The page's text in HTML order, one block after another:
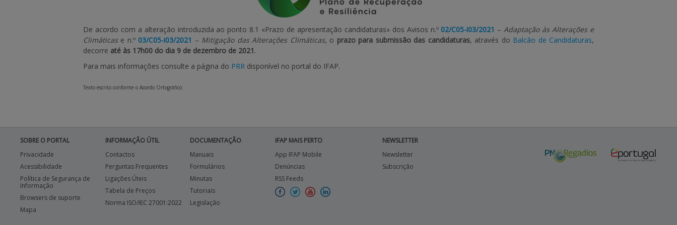
De acordo com a alteração introduzida ao ponto 8.1 «Prazo de apresentação candidaturas» dos Avisos n.º 02/C05-i03/2021 –Adaptação às Alterações e
Climáticas e n.º 03/C05-i03/2021 – Mitigação das Alterações Climáticas, o prazo para submissão das candidaturas, através do Balcão de Candidaturas,
decorre até às 17h00 do dia 9 de dezembro de 2021.
Para mais informações consulte a página do PRR disponível no portal do IFAP.
Texto escrito conforme o Acordo Ortográfico.
SOBRE O PORTAL
Privacidade
Acessibilidade
Política de Segurança de
Informação
Browsers de suporte
Mapa
INFORMAÇÃO ÚTIL
Contactos
Perguntas Frequentes
Ligações Úteis
Tabela de Preços
Norma ISO/IEC 27001:2022
DOCUMENTAÇÃO
Manuais
Formulários
Minutas
Tutoriais
Legislação
IFAP MAIS PERTO
App IFAP Mobile
Denúncias
RSS Feeds
NEWSLETTER
Newsletter
Subscrição